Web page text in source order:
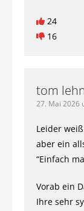
24
16
tom
27. Mai 2026
Leider
aber ein
“Einfach
Vorab ein
Ihre sehr